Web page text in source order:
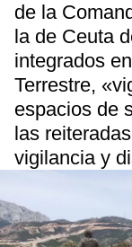
de la
la de Ceuta
integrados
Terrestre,
espacios de
las
vigilancia y